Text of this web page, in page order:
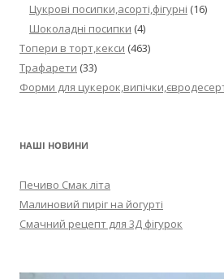
Цукрові посипки,асорті,фігурні (16)
Шоколадні посипки (4)
Топери в торт,кекси (463)
Трафарети (33)
Форми для
НАШІ НОВИНИ
Печиво Смак літа
Малиновий пиріг на йогурті
Смачний рецепт для 3Д фігурок